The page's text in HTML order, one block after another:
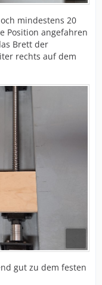
mindestens 20
Position angefahren
Brett der
rechts auf dem
gut zu dem festen